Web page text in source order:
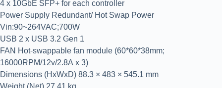
4 x 10GbE SFP+ for each controller
Power Supply Redundant/ Hot Swap Power
Vin:90~264VAC;700W
USB 2 x USB 3.2 Gen 1
FAN Hot-swappable fan module (60*60*38mm;
16000RPM/12v/2.8A x 3)
Dimensions (HxWxD) 88.3 × 483 × 545.1 mm